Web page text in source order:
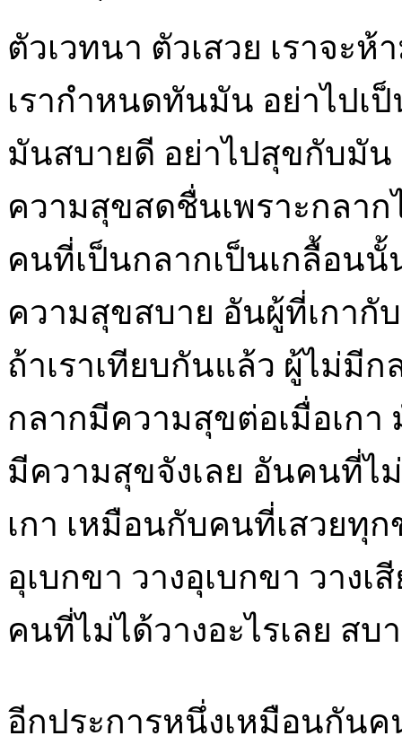
ตัวเวทนา ตัวเสวย เราจะห้
เรากำหนดทันมัน อย่าไปเ
มันสบายดี อย่าไปสุขกับมัน
ความสุขสดชื่นเพราะกลาก
คนที่เป็นกลากเป็นเกลื้อนนั้
ความสุขสบาย อันผู้ที่เกากั
ถ้าเราเทียบกันแล้ว ผู้ไม่มี
กลากมีความสุขต่อเมื่อเกา
มีความสุขจังเลย อันคนที่ไ
เกา เหมือนกับคนที่เสวยทุ
อุเบกขา วางอุเบกขา วางเ
คนที่ไม่ได้วางอะไรเลย สบ
อีกประการหนึ่งเหมือนกัน